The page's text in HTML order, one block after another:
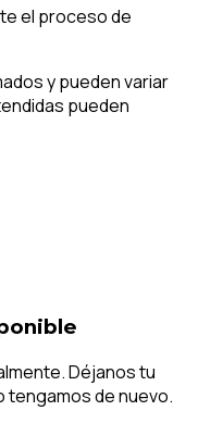
el proceso de
y pueden variar
pueden
Déjanos tu
tengamos de nuevo.